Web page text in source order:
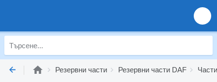
Резервни части Резервни части DAF